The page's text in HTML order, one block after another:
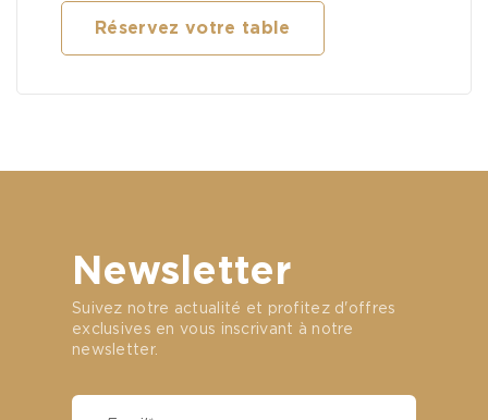
Réservez votre table
Newsletter
Suivez notre actualité et profitez d'offres
exclusives en vous inscrivant à notre
newsletter.